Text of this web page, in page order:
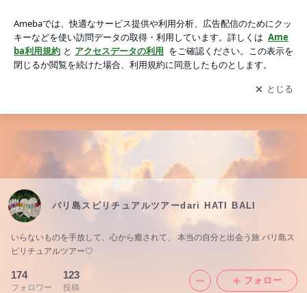
アプリをダウンロードして ブログの更新通知
を受け取りまし
ょう。
開く
バリ島スピリチュアルツアーdari HATI BALI
いらないものを手放して、心から癒されて、 本当の自分と出会う旅 バリ島ス
ピリチュアルツアー♡
174
フォロワー
123
投稿
フォロー